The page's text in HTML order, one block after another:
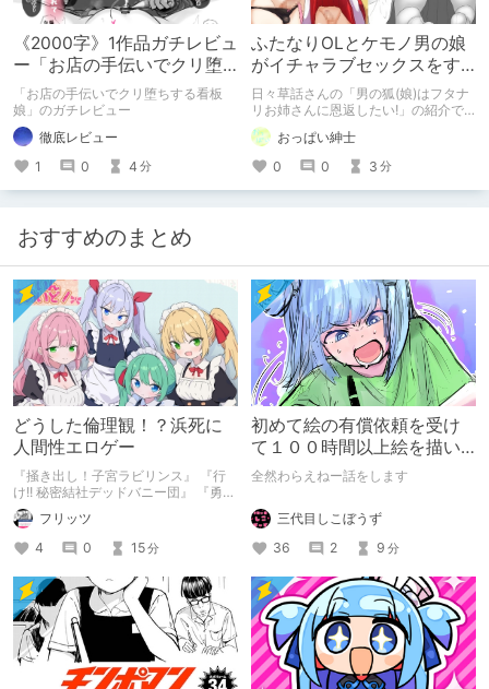
《2000字》1作品ガチレビュ
ー「お店の手伝いでクリ堕
ちする看板娘」
「お店の手伝いでクリ堕ちする看板
娘」のガチレビュー
徹底レビュー
1
0 4 分
ふたなりOLとケモノ男の娘
がイチャラブセックスをす
る同人誌の紹介【日々草
話】
日々草話さんの「男の狐(娘)はフタナ
リお姉さんに恩返したい!」の紹介で
す
おっぱい紳士
0
0 3 分
おすすめのまとめ
どうした倫理観！？浜死に
人間性エロゲー
『掻き出し！子宮ラビリンス』 『行
け!! 秘密結社デッドバニー団』 『勇者
ミアとツンツン猫サキュバス ~それで
も勇者はコロせない!~』 『めいどいん
めいど！』 本記事はねくすとテーマ
「人に薦めづらいけど好きな作
品」”ではない”です。 好きだったら人
に薦めるのは当たり前だよなぁ！？
フリッツ
4
0 15分
初めて絵の有償依頼を受け
て１００時間以上絵を描い
た話
全然わらえねー話をします
三代目しこぼうず
36
2 9 分